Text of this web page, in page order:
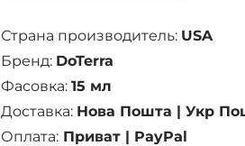
Страна производитель: USA
Бренд: DoTerra
Фасовка: 15 мл
Доставка: Нова Пошта | Укр
Оплата:Приват | PayPal